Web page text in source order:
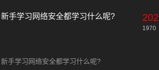
新手学习网络安全都学习什么呢?
新手学习网络安全都学习什么呢?
1970